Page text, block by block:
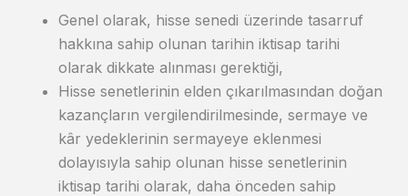
Genel olarak, hisse senedi üzerinde tasarruf
hakkına sahip olunan tarihin iktisap tarihi
olarak dikkate alınması gerektiği,
Hisse senetlerinin elden çıkarılmasından doğan
kazançların vergilendirilmesinde, sermaye ve
kâr yedeklerinin sermayeye eklenmesi
dolayısıyla sahip olunan hisse senetlerinin
iktisap tarihi olarak, daha önceden sahip